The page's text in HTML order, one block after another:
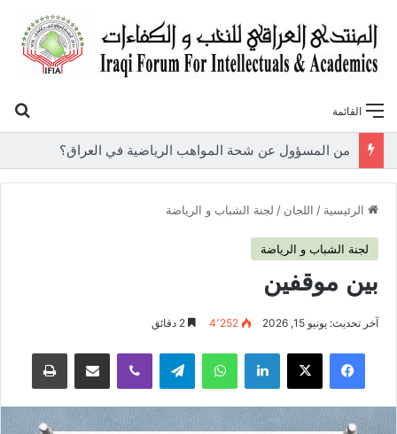
القائمة
الرئيسية / اللجان / لجنة الشباب و الرياضة
لجنة الشباب و الرياضة
بين موقفين
آخر تحديث: يونيو 15, 2026 4٬252
فيسبوك لينكدإن واتساب